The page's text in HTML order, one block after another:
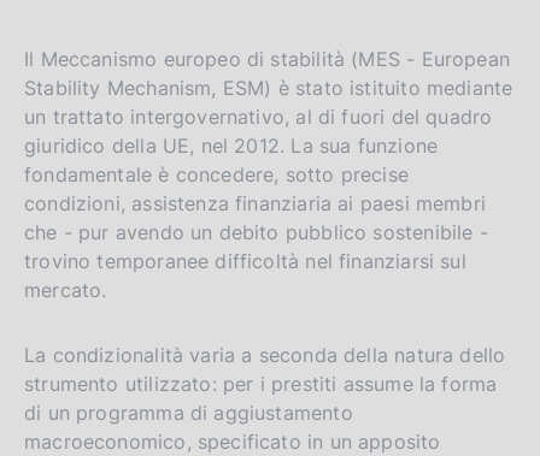
Il Meccanismo europeo di stabilità (MES - European
Stability Mechanism, ESM) è stato istituito mediante
un trattato intergovernativo, al di fuori del quadro
giuridico della UE, nel 2012. La sua funzione
fondamentale è concedere, sotto precise
condizioni, assistenza finanziaria ai paesi membri
che - pur avendo un debito pubblico sostenibile -
trovino temporanee difficoltà nel finanziarsi sul
mercato.
La condizionalità varia a seconda della natura dello
strumento utilizzato: per i prestiti assume la forma
di un programma di aggiustamento
macroeconomico, specificato in un apposito